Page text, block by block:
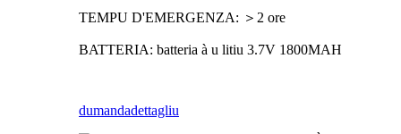
TEMPU D'EMERGENZA: ＞2 ore
BATTERIA: batteria à u litiu 3.7V 1800MAH
dumandadettagliu